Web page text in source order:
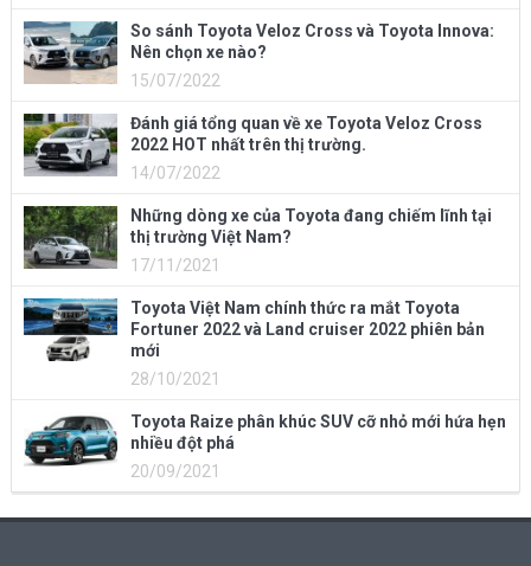
So sánh Toyota Veloz Cross và Toyota Innova:
Nên chọn xe nào?
15/07/2022
Đánh giá tổng quan về xe Toyota Veloz Cross
2022 HOT nhất trên thị trường.
14/07/2022
Những dòng xe của Toyota đang chiếm lĩnh tại
thị trường Việt Nam?
17/11/2021
Toyota Việt Nam chính thức ra mắt Toyota
Fortuner 2022 và Land cruiser 2022 phiên bản
mới
28/10/2021
Toyota Raize phân khúc SUV cỡ nhỏ mới hứa hẹn
nhiều đột phá
20/09/2021